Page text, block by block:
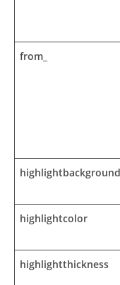
from_
highlightbackground
highlightcolor
highlightthickness